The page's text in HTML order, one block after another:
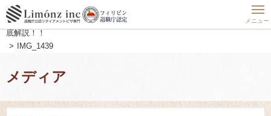
メニュー
ホーム フィリピン最新動向
フィリピンアプリ)自宅でセレブ体験！？Zennya(ゼンヤ）の使い方徹
底解説！！
IMG_1439
メディア